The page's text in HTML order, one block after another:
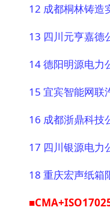
12 成都桐林铸造
13 四川元亨嘉德
14 德阳明源电力
15 宜宾智能网联
16 成都浙鼎科技
17 四川银源电力
18 重庆宏声纸箱